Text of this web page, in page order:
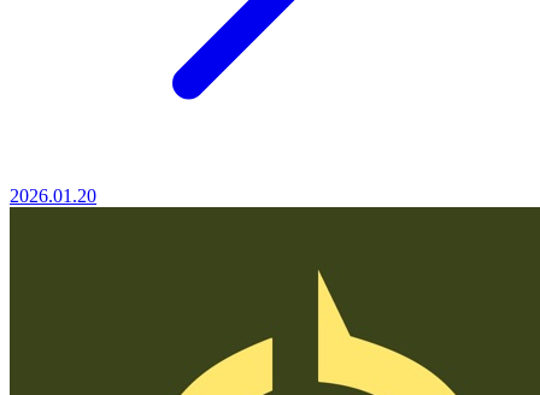
2026.01.20